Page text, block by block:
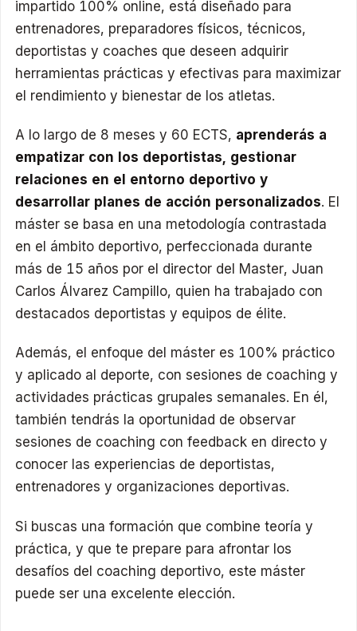
impartido 100% online, está diseñado para
entrenadores, preparadores físicos, técnicos,
deportistas y coaches que deseen adquirir
herramientas prácticas y efectivas para maximizar
el rendimiento y bienestar de los atletas.​
A lo largo de 8 meses y 60 ECTS, aprenderás a
empatizar con los deportistas, gestionar
relaciones en el entorno deportivo y
desarrollar planes de acción personalizados. El
máster se basa en una metodología contrastada
en el ámbito deportivo, perfeccionada durante
más de 15 años por el director del Master, Juan
Carlos Álvarez Campillo, quien ha trabajado con
destacados deportistas y equipos de élite.
Además, el enfoque del máster es 100% práctico
y aplicado al deporte, con sesiones de coaching y
actividades prácticas grupales semanales. En él,
también tendrás la oportunidad de observar
sesiones de coaching con feedback en directo y
conocer las experiencias de deportistas,
entrenadores y organizaciones deportivas.
Si buscas una formación que combine teoría y
práctica, y que te prepare para afrontar los
desafíos del coaching deportivo, este máster
puede ser una excelente elección.